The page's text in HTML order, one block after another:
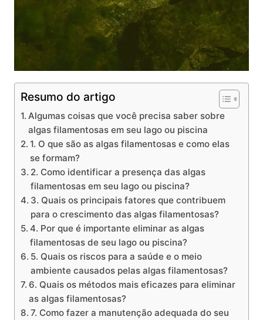
Resumo do artigo
Algumas coisas que você precisa saber sobre
algas filamentosas em seu lago ou piscina
1. O que são as algas filamentosas e como elas
se formam?
2. Como identificar a presença das algas
filamentosas em seu lago ou piscina?
3. Quais os principais fatores que contribuem
para o crescimento das algas filamentosas?
4. Por que é importante eliminar as algas
filamentosas de seu lago ou piscina?
5. Quais os riscos para a saúde e o meio
ambiente causados pelas algas filamentosas?
6. Quais os métodos mais eficazes para eliminar
as algas filamentosas?
7. Como fazer a manutenção adequada do seu